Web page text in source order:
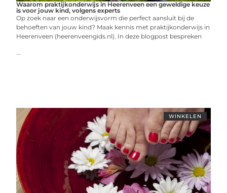
Waarom praktijkonderwijs in Heerenveen een geweldige keuze
is voor jouw kind, volgens experts
Op zoek naar een onderwijsvorm die perfect aansluit bij de
behoeften van jouw kind? Maak kennis met praktijkonderwijs in
Heerenveen (heerenveengids.nl). In deze blogpost bespreken
...
WINKELEN